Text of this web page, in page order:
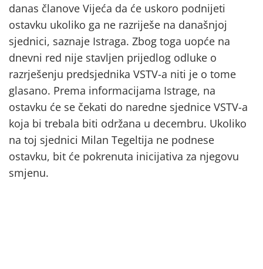
danas članove Vijeća da će uskoro podnijeti
ostavku ukoliko ga ne razriješe na današnjoj
sjednici, saznaje Istraga. Zbog toga uopće na
dnevni red nije stavljen prijedlog odluke o
razrješenju predsjednika VSTV-a niti je o tome
glasano. Prema informacijama Istrage, na
ostavku će se čekati do naredne sjednice VSTV-a
koja bi trebala biti održana u decembru. Ukoliko
na toj sjednici Milan Tegeltija ne podnese
ostavku, bit će pokrenuta inicijativa za njegovu
smjenu.